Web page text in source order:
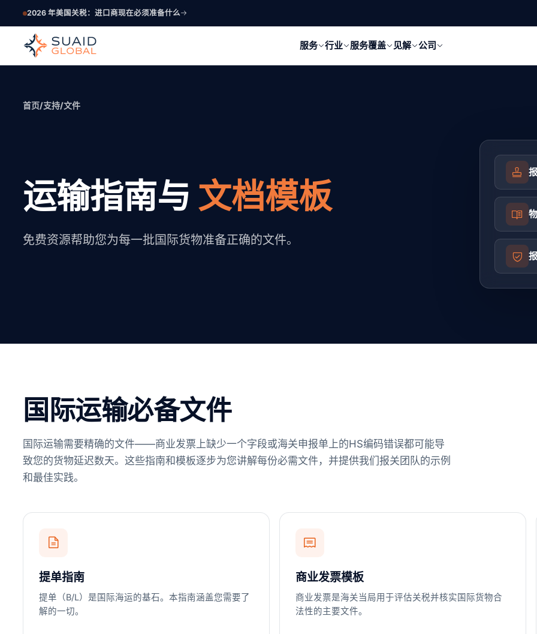
2026 年美国关税：进口商现在必须准备什么
服务 行业 服务覆盖 见解 公司
首页/支持/文件
运输指南与 文档模板
免费资源帮助您为每一批国际货物准备正确的文件。
国际运输必备文件
国际运输需要精确的文件——商业发票上缺少一个字段或海关申报单上的HS编码错误都可能导
致您的货物延迟数天。这些指南和模板逐步为您讲解每份必需文件，并提供我们报关团队的示例
和最佳实践。
提单指南
提单（B/L）是国际海运的基石。本指南涵盖您需要了
解的一切。
商业发票模板
商业发票是海关当局用于评估关税并核实国际货物合
法性的主要文件。